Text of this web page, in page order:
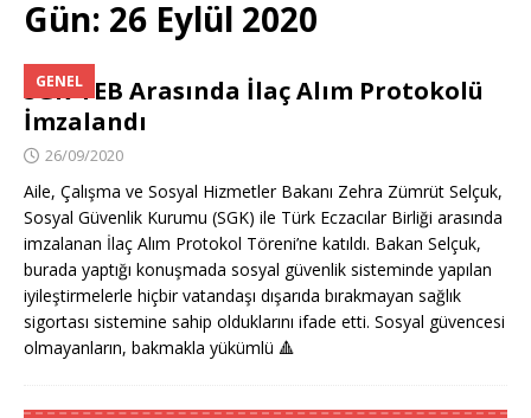
Gün: 26 Eylül 2020
GENEL
SGK-TEB Arasında İlaç Alım Protokolü
İmzalandı
26/09/2020
Aile, Çalışma ve Sosyal Hizmetler Bakanı Zehra Zümrüt Selçuk,
Sosyal Güvenlik Kurumu (SGK) ile Türk Eczacılar Birliği arasında
imzalanan İlaç Alım Protokol Töreni’ne katıldı. Bakan Selçuk,
burada yaptığı konuşmada sosyal güvenlik sisteminde yapılan
iyileştirmelerle hiçbir vatandaşı dışarıda bırakmayan sağlık
sigortası sistemine sahip olduklarını ifade etti. Sosyal güvencesi
olmayanların, bakmakla yükümlü 🔺